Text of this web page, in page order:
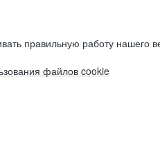
правильную работу нашего
файлов cookie